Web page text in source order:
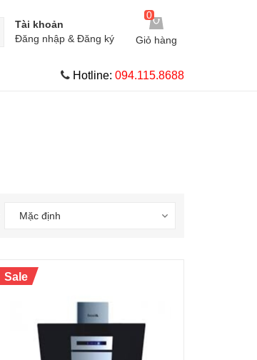
0
Giỏ hàng
Tài khoản
Đăng nhập & Đăng ký
Hotline: 094.115.8688
Mặc định
Sale